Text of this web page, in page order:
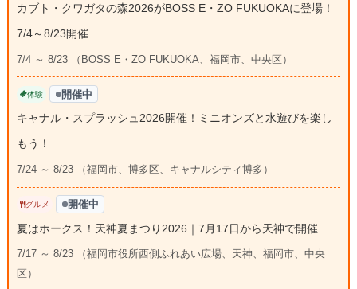
カブト・クワガタの森2026がBOSS E・ZO FUKUOKAに登場！
7/4～8/23開催
7/4 ～ 8/23 （BOSS E・ZO FUKUOKA、福岡市、中央区）
体験 開催中
キャナル・スプラッシュ2026開催！ミニオンズと水遊びを楽し
もう！
7/24 ～ 8/23 （福岡市、博多区、キャナルシティ博多）
グルメ 開催中
夏はホークス！天神夏まつり2026｜7月17日から天神で開催
7/17 ～ 8/23 （福岡市役所西側ふれあい広場、天神、福岡市、中央
区）